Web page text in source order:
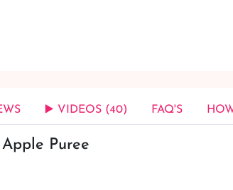
▶️ VIDEOS (40) FAQ'S
Puree